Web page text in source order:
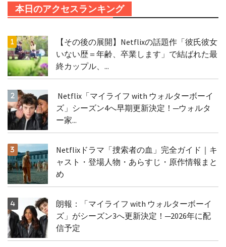
本日のアクセスランキング
【その後の展開】Netflixの話題作「彼氏彼女
いない歴＝年齢、卒業します」で結ばれた最
終カップル、...
Netflix「マイライフ with ウォルターボーイ
ズ」シーズン4へ早期更新決定！─ウォルタ
ー家...
Netflixドラマ「捜索者の血」完全ガイド｜キ
ャスト・登場人物・あらすじ・原作情報まと
め
朗報：「マイライフ with ウォルターボーイ
ズ」がシーズン3へ更新決定！─2026年に配
信予定